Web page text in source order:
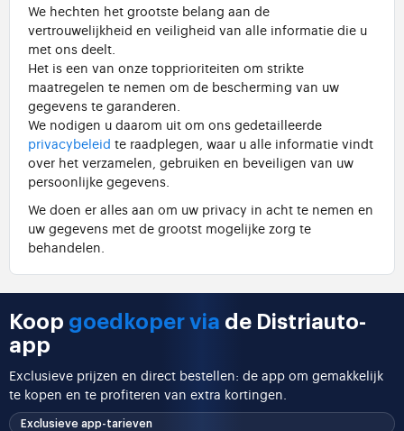
We hechten het grootste belang aan de
vertrouwelijkheid en veiligheid van alle informatie die u
met ons deelt.
Het is een van onze topprioriteiten om strikte
maatregelen te nemen om de bescherming van uw
gegevens te garanderen.
We nodigen u daarom uit om ons gedetailleerde
privacybeleid te raadplegen, waar u alle informatie vindt
over het verzamelen, gebruiken en beveiligen van uw
persoonlijke gegevens.
We doen er alles aan om uw privacy in acht te nemen en
uw gegevens met de grootst mogelijke zorg te
behandelen.
Koop goedkoper via de Distriauto-
app
Exclusieve prijzen en direct bestellen: de app om gemakkelijk
te kopen en te profiteren van extra kortingen.
Exclusieve app-tarieven